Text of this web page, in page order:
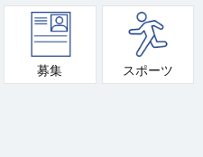
募集 スポーツ